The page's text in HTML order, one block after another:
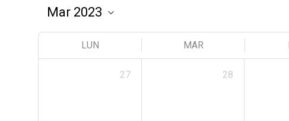
LUN MAR
27 28